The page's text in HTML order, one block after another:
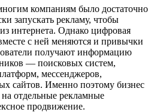
компаниям было достаточно
запускать рекламу, чтобы
интернета. Однако цифровая
с ней меняются и привычки
получают информацию
— поисковых систем,
мессенджеров,
сайтов. Именно поэтому бизнес
на отдельные рекламные
продвижение.